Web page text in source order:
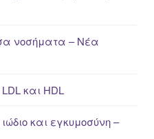
νοσήματα – Νέα
και HDL
και εγκυμοσύνη –